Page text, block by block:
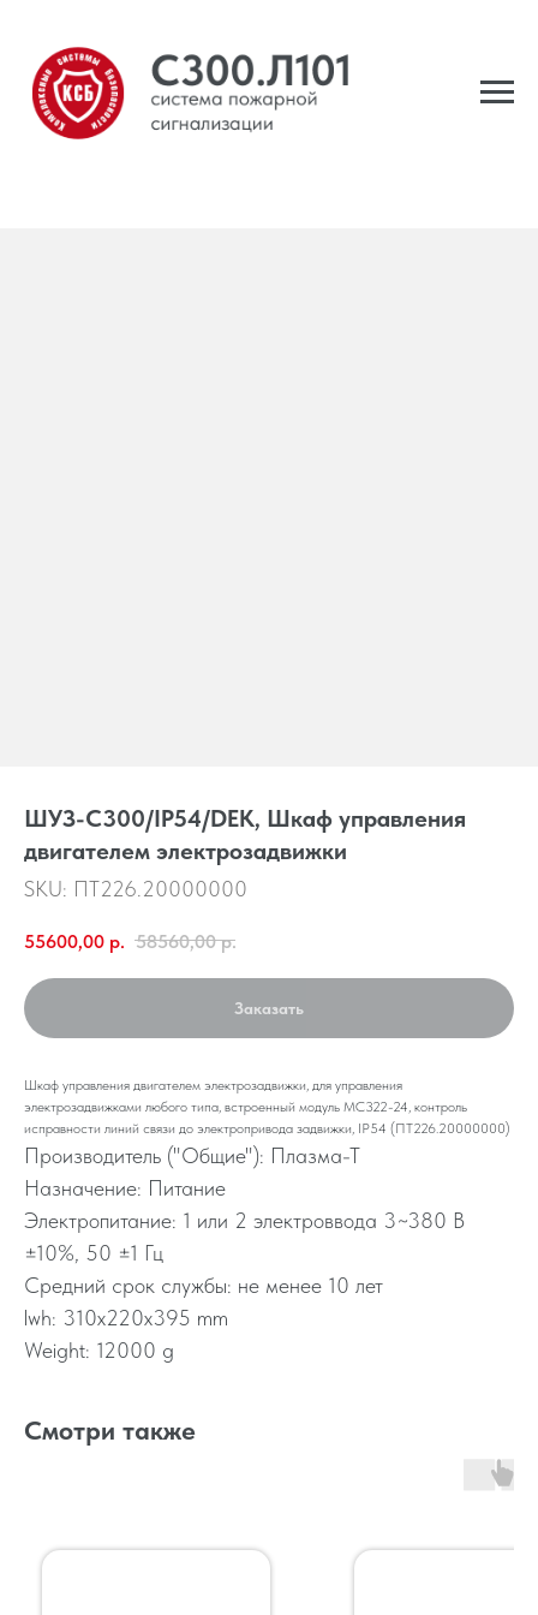
ШУЗ-С300/IP54/DEK, Шкаф управления
двигателем электрозадвижки
SKU: ПТ226.20000000
55600,00 р. 58560,00 р.
Заказать
Шкаф управления двигателем электрозадвижки, для управления
электрозадвижками любого типа, встроенный модуль МС322-24, контроль
исправности линий связи до электропривода задвижки, IP54 (ПТ226.20000000)
Производитель ("Общие"): Плазма-Т
Назначение: Питание
Электропитание: 1 или 2 электроввода 3~380 В
±10%, 50 ±1 Гц
Средний срок службы: не менее 10 лет
lwh: 310x220x395 mm
Weight: 12000 g
Смотри также